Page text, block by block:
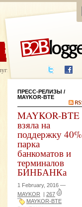
ЦЕНЫ ПОМОЩЬ
написания
ПРЕСС-РЕЛИЗЫ /
MAYKOR-BTE
MAYKOR-BTE
взяла на
поддержку 40%
парка
банкоматов и
терминалов
БИНБАНКа
1 February, 2016 —
MAYKOR | 267
MAYKOR-BTE